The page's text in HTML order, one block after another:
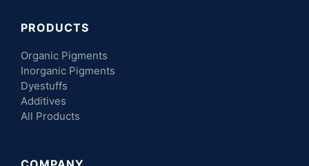
PRODUCTS
Organic Pigments
Inorganic Pigments
Dyestuffs
Additives
All Products